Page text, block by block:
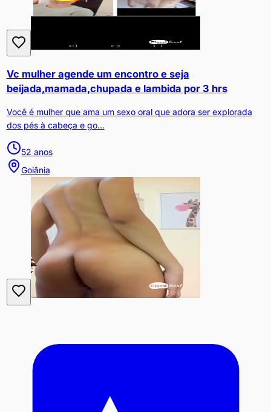
Vc mulher agende um encontro e seja
beijada,mamada,chupada e lambida por 3 hrs
Você é mulher que ama um sexo oral que adora ser explorada
dos pés à cabeça e go...
52 anos
Goiânia